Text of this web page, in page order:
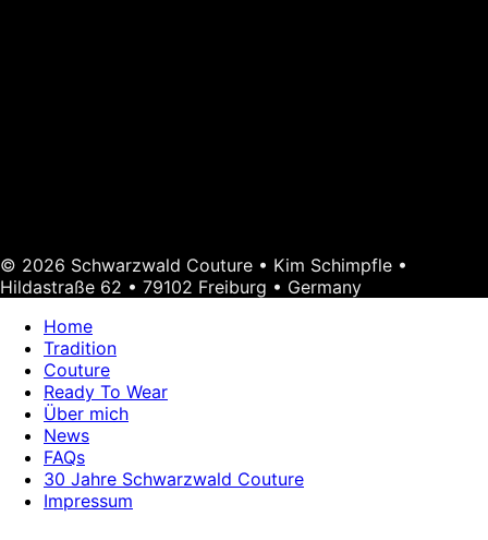
© 2026 Schwarzwald Couture • Kim Schimpfle •
Hildastraße 62 • 79102 Freiburg • Germany
Home
Tradition
Couture
Ready To Wear
Über mich
News
FAQs
30 Jahre Schwarzwald Couture
Impressum